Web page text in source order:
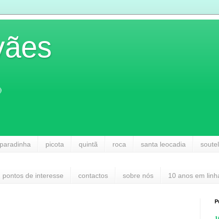
picota quintã roca santa leocadia
pontos de interesse contactos sobre nós 10 anos em